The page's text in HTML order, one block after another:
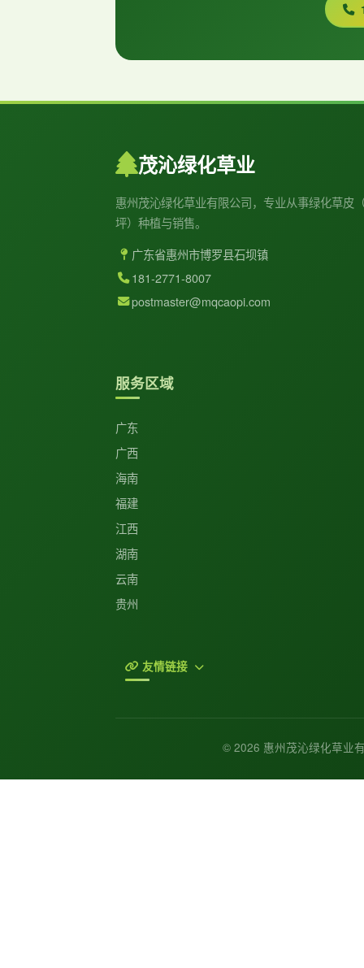
茂沁绿化草业
惠州茂沁绿化草业有限公司，专业从事绿化草皮
坪）种植与销售。
广东省惠州市博罗县石坝镇
181-2771-8007
postmaster@mqcaopi.com
服务区域
广东
广西
海南
福建
江西
湖南
云南
贵州
友情链接
© 2026 惠州茂沁绿化草业